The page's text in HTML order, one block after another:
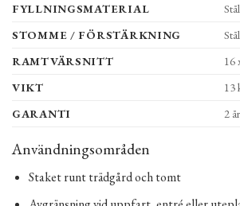
FYLLNINGSMATERIAL
Stål
STOMME / FÖRSTÄRKNING
Stål
RAMTVÄRSNITT
16
VIKT
13
GARANTI
2 år
Användningsområden
Staket runt trädgård och tomt